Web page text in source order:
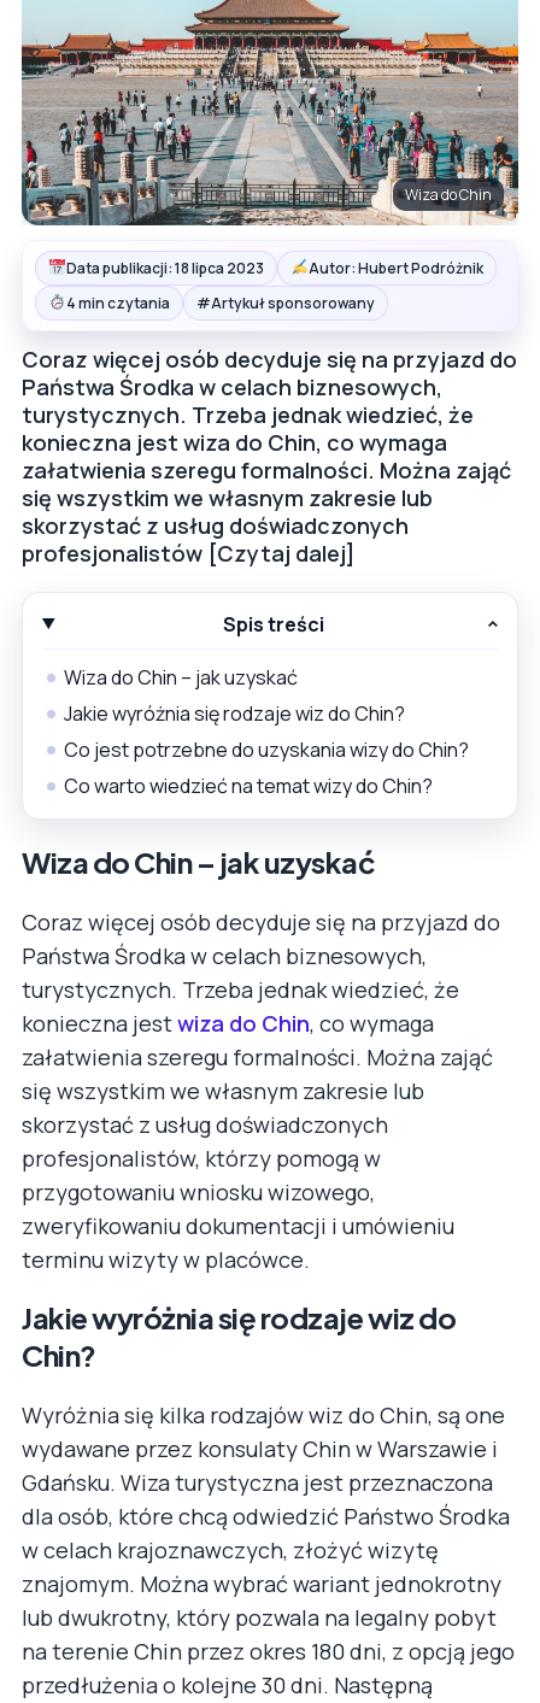
Wiza do Chin
Data publikacji: 18 lipca 2023
Autor: Hubert Podróżnik
4 min czytania
#Artykuł sponsorowany
Coraz więcej osób decyduje się na przyjazd do
Państwa Środka w celach biznesowych,
turystycznych. Trzeba jednak wiedzieć, że
konieczna jest wiza do Chin, co wymaga
załatwienia szeregu formalności. Można zająć
się wszystkim we własnym zakresie lub
skorzystać z usług doświadczonych
profesjonalistów [Czytaj dalej]
Spis treści
Wiza do Chin – jak uzyskać
Jakie wyróżnia się rodzaje wiz do Chin?
Co jest potrzebne do uzyskania wizy do Chin?
Co warto wiedzieć na temat wizy do Chin?
Wiza do Chin – jak uzyskać
Coraz więcej osób decyduje się na przyjazd do
Państwa Środka w celach biznesowych,
turystycznych. Trzeba jednak wiedzieć, że
konieczna jestwiza do Chin, co wymaga
załatwienia szeregu formalności. Można zająć
się wszystkim we własnym zakresie lub
skorzystać z usług doświadczonych
profesjonalistów, którzy pomogą w
przygotowaniu wniosku wizowego,
zweryfikowaniu dokumentacji i umówieniu
terminu wizyty w placówce.
Jakie wyróżnia się rodzaje wiz do
Chin?
Wyróżnia się kilka rodzajów wiz do Chin, są one
wydawane przez konsulaty Chin w Warszawie i
Gdańsku. Wiza turystyczna jest przeznaczona
dla osób, które chcą odwiedzić Państwo Środka
w celach krajoznawczych, złożyć wizytę
znajomym. Można wybrać wariant jednokrotny
lub dwukrotny, który pozwala na legalny pobyt
na terenie Chin przez okres 180 dni, z opcją jego
przedłużenia o kolejne 30 dni. Następną